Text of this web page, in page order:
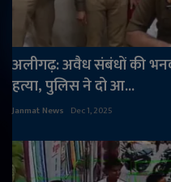
अलीगढ़: अवैध संबंधों की
हत्या, पुलिस ने दो आ...
Janmat News Dec 1, 2025